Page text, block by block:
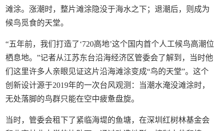
滩涂。涨潮时，整片滩涂隐没于海水之下；退潮后，则成为
候鸟觅食的天堂。
“五年前，我们打造了‘720高地’这个国内首个人工候鸟高潮位
栖息地。”记者从江苏东台沿海经济区管委会了解到，当时他
们这里许多人亲眼见证这片沿海滩涂变成“鸟的天堂”。这个
创新设计源于2019年的一次台风观测：当潮水淹没滩涂时，
无处落脚的鸟群只能在空中疲惫盘旋。
当时，管委会租下了紧临海堤的鱼塘，在深圳红树林基金会